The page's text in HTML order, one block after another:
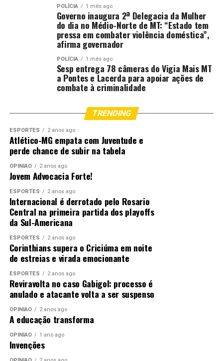
Projeto de lei de Ranalli que protege pessoas com
deficiência na internet segue para sanção
POLÍCIA 1 mês ago
Governo inaugura 2ª Delegacia da Mulher
do dia no Médio-Norte de MT: “Estado tem
pressa em combater violência doméstica”,
afirma governador
POLÍCIA 1 mês ago
Sesp entrega 78 câmeras do Vigia Mais MT
a Pontes e Lacerda para apoiar ações de
combate à criminalidade
TRENDING
ESPORTES 2 anos ago
Atlético-MG empata com Juventude e
perde chance de subir na tabela
OPINIÃO 2 anos ago
Jovem Advocacia Forte!
ESPORTES 2 anos ago
Internacional é derrotado pelo Rosario
Central na primeira partida dos playoffs
da Sul-Americana
ESPORTES 2 anos ago
Corinthians supera o Criciúma em noite
de estreias e virada emocionante
ESPORTES 2 anos ago
Reviravolta no caso Gabigol: processo é
anulado e atacante volta a ser suspenso
OPINIÃO 2 anos ago
A educação transforma
OPINIÃO 1 ano ago
Invenções